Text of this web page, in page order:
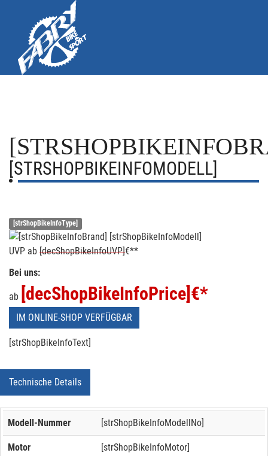
[STRSHOPBIKEINFOMODELL]
[strShopBikeInfoType]
UVP ab [decShopBikeInfoUVP]€**
Bei uns:
ab [decShopBikeInfoPrice] €*
IM ONLINE-SHOP VERFÜGBAR
[strShopBikeInfoText]
Technische Details
Modell-Nummer [strShopBikeInfoModellNo]
Motor [strShopBikeInfoMotor]